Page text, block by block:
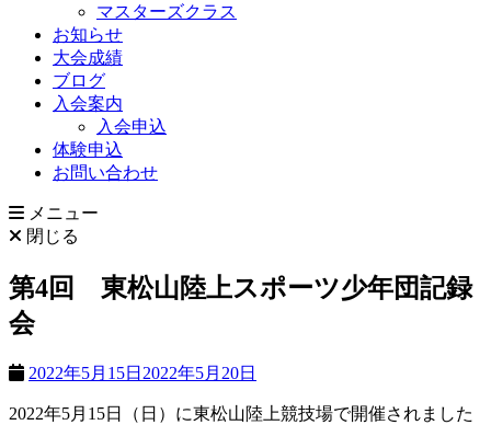
マスターズクラス
お知らせ
大会成績
ブログ
入会案内
入会申込
体験申込
お問い合わせ
メニュー
閉じる
第4回 東松山陸上スポーツ少年団記録
会
2022年5月15日 2022年5月20日
2022年5月15日（日）に東松山陸上競技場で開催されました